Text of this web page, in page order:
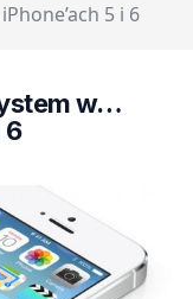
5 i 6
w…
6